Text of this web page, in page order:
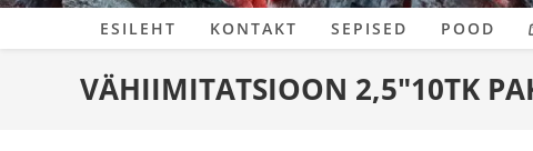
ESILEHT KONTAKT SEPISED POOD
VÄHIIMITATSIOON 2,5″10TK